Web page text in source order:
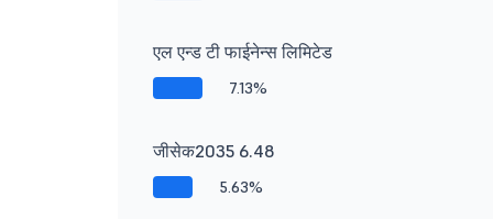
एल एन्ड टी फाईनेन्स लिमिटेड
7.13%
जीसेक2035 6.48
5.63%